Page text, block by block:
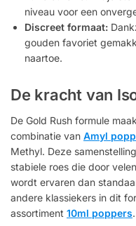
niveau voor een
Discreet formaat:
gouden favoriet
naartoe.
De kracht van
De Gold Rush formule
combinatie van Amyl
Methyl. Deze
stabiele roes die door
wordt ervaren dan
andere klassiekers in dit
assortiment 10ml poppers.